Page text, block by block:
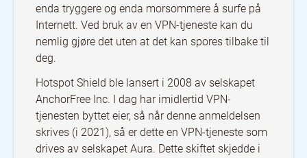
enda tryggere og enda morsommere å surfe på
Internett. Ved bruk av en VPN-tjeneste kan du
nemlig gjøre det uten at det kan spores tilbake til
deg.
Hotspot Shield ble lansert i 2008 av selskapet
AnchorFree Inc. I dag har imidlertid VPN-
tjenesten byttet eier, så når denne anmeldelsen
skrives (i 2021), så er dette en VPN-tjeneste som
drives av selskapet Aura. Dette skiftet skjedde i